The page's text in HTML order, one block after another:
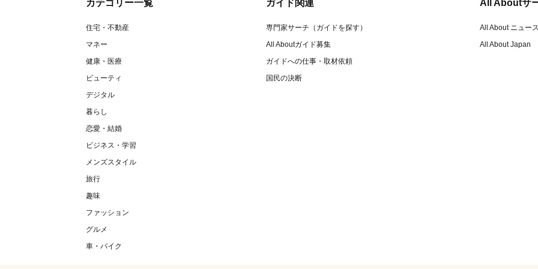
カテゴリー一覧
住宅・不動産
マネー
健康・医療
ビューティ
デジタル
暮らし
恋愛・結婚
ビジネス・学習
メンズスタイル
旅行
趣味
ファッション
グルメ
車・バイク
ガイド関連
専門家サーチ（ガイドを探す）
All Aboutガイド募集
ガイドへの仕事・取材依頼
国民の決断
All Aboutサ
All About ニュース
All About Japan